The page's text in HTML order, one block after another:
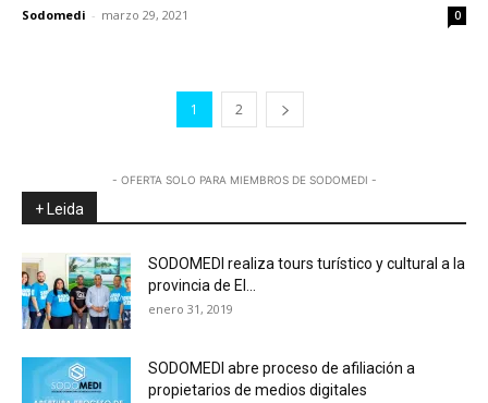
Sodomedi - marzo 29, 2021 0
1 2
- OFERTA SOLO PARA MIEMBROS DE SODOMEDI -
+ Leida
SODOMEDI realiza tours turístico y cultural a la
provincia de El...
enero 31, 2019
SODOMEDI abre proceso de afiliación a
propietarios de medios digitales